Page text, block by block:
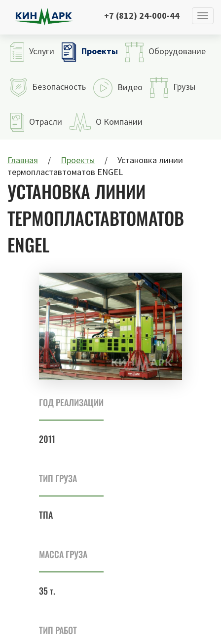
+7 (812) 24-000-44
Услуги Проекты Оборудование
Безопасность Видео Грузы
Отрасли О Компании
Главная Проекты
Установка линии
термопластавтоматов ENGEL
УСТАНОВКА ЛИНИИ
ТЕРМОПЛАСТАВТОМАТОВ
ENGEL
ГОД РЕАЛИЗАЦИИ
2011
ТИП ГРУЗА
ТПА
МАССА ГРУЗА
35 т.
ТИП РАБОТ